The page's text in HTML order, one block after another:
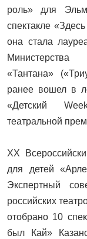
роль» для
спектакле
она стала
Министерства
«Тантана»
ранее вошел в
«Детский
театральной
XX
для детей
Экспертный
российских
отобрано 10
был Кай»